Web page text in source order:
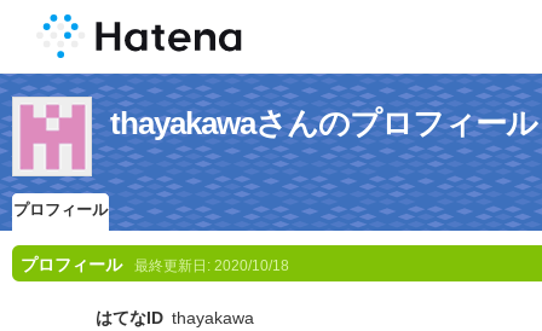
thayakawaさんのプロフィール
プロフィール
プロフィール 最終更新日: 2020/10/18
はてなID thayakawa